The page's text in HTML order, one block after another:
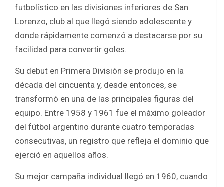
futbolístico en las divisiones inferiores de San
Lorenzo, club al que llegó siendo adolescente y
donde rápidamente comenzó a destacarse por su
facilidad para convertir goles.
Su debut en Primera División se produjo en la
década del cincuenta y, desde entonces, se
transformó en una de las principales figuras del
equipo. Entre 1958 y 1961 fue el máximo goleador
del fútbol argentino durante cuatro temporadas
consecutivas, un registro que refleja el dominio que
ejerció en aquellos años.
Su mejor campaña individual llegó en 1960, cuando